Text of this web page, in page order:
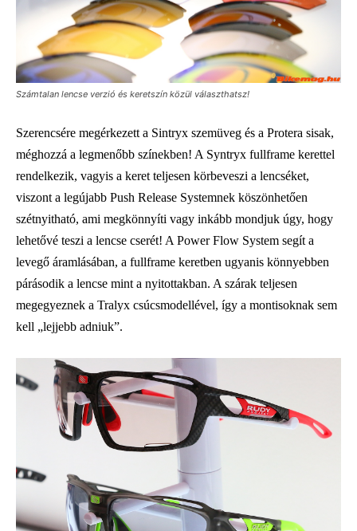
Számtalan lencse verzió és keretszín közül választhatsz!
Szerencsére megérkezett a Sintryx szemüveg és a Protera sisak,
méghozzá a legmenőbb színekben! A Syntryx fullframe kerettel
rendelkezik, vagyis a keret teljesen körbeveszi a lencséket,
viszont a legújabb Push Release Systemnek köszönhetően
szétnyitható, ami megkönnyíti vagy inkább mondjuk úgy, hogy
lehetővé teszi a lencse cserét! A Power Flow System segít a
levegő áramlásában, a fullframe keretben ugyanis könnyebben
párásodik a lencse mint a nyitottakban. A szárak teljesen
megegyeznek a Tralyx csúcsmodellével, így a montisoknak sem
kell „lejjebb adniuk”.